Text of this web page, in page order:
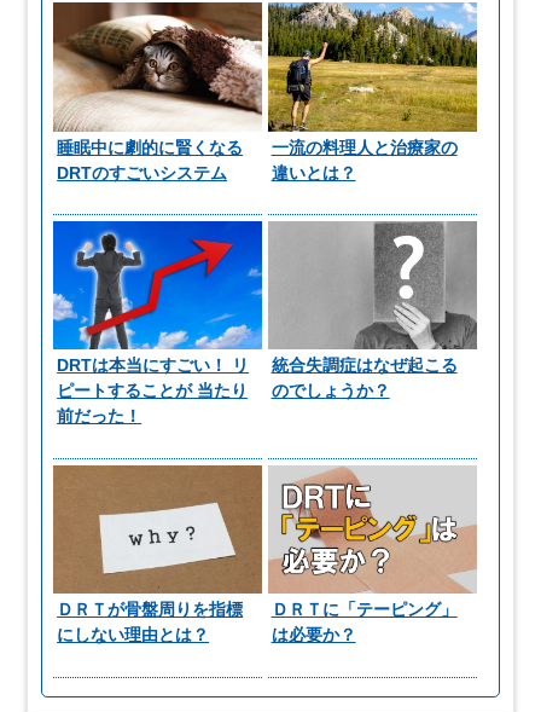
睡眠中に劇的に賢くなる
DRTのすごいシステム
一流の料理人と治療家の
違いとは？
DRTは本当にすごい！ リ
ピートすることが 当たり
前だった！
統合失調症はなぜ起こる
のでしょうか？
ＤＲＴが骨盤周りを指標
にしない理由とは？
ＤＲＴに「テーピング」
は必要か？